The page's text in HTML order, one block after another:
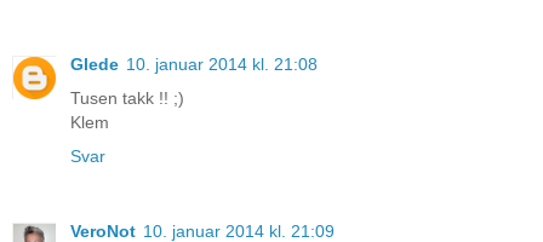
Glede 10. januar 2014 kl. 21:08
Tusen takk !! ;)
Klem
Svar
VeroNot 10. januar 2014 kl. 21:09